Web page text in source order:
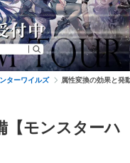
ターワイルズ 属性変換の効果と発
【モンスターハ